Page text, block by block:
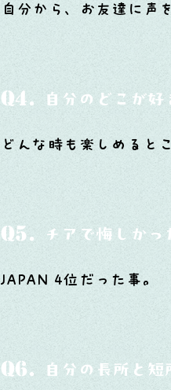
自分から、お友達に声
Q4. 自分のどこが好
どんな時も楽しめると
Q5. チアで悔しか
JAPAN 4位だった事。
Q6. 自分の長所と短